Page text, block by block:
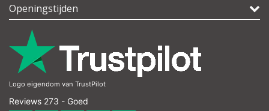
Openingstijden
Logo eigendom van TrustPilot
Reviews 273 - Goed